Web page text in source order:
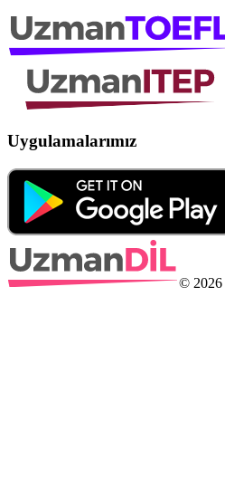
Uygulamalarımız
© 2026